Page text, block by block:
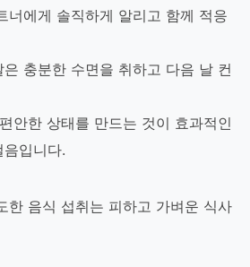
너에게 솔직하게 알리고 함께 적응
충분한 수면을 취하고 다음 날 컨
안한 상태를 만드는 것이 효과적인
입니다.
한 음식 섭취는 피하고 가벼운 식사